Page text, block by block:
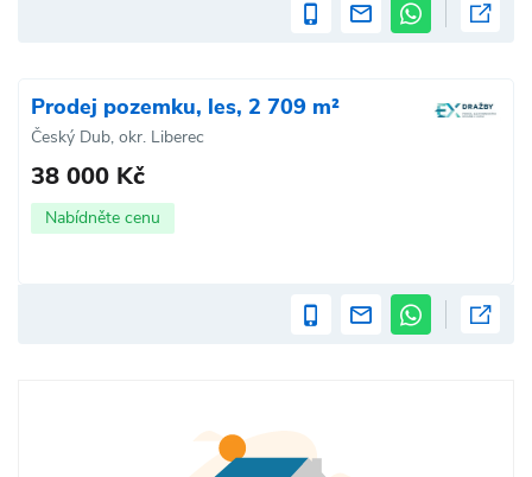
Prodej pozemku, les, 2 709 m²
Český Dub, okr. Liberec
38 000 Kč
Nabídněte cenu